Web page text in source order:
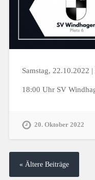
Samstag, 22.10.2022
18:00 Uhr SV
20. Oktober 2022
« Ältere Beiträge